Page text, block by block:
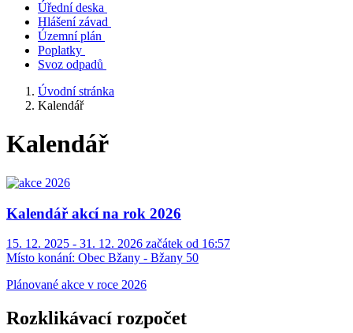
Úřední deska
Hlášení závad
Územní plán
Poplatky
Svoz odpadů
Úvodní stránka
Kalendář
Kalendář
Kalendář akcí na rok 2026
15. 12. 2025 - 31. 12. 2026 začátek od 16:57
Místo konání: Obec Bžany - Bžany 50
Plánované akce v roce 2026
Rozklikávací rozpočet